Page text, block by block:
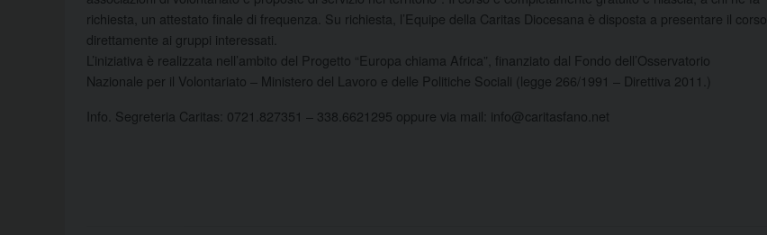
richiesta, un attestato finale di frequenza. Su richiesta, l’Equipe della Caritas Diocesana è disposta a presentare il corso
direttamente ai gruppi interessati.
L’iniziativa è realizzata nell’ambito del Progetto “Europa chiama Africa”, finanziato dal Fondo dell’Osservatorio
Nazionale per il Volontariato – Ministero del Lavoro e delle Politiche Sociali (legge 266/1991 – Direttiva 2011.)
Info. Segreteria Caritas: 0721.827351 – 338.6621295 oppure via mail: info@caritasfano.net